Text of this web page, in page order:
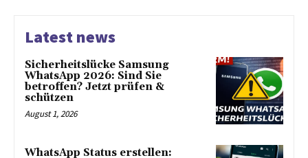
Latest news
Sicherheitslücke Samsung
WhatsApp 2026: Sind Sie
betroffen? Jetzt prüfen &
schützen
August 1, 2026
WhatsApp Status erstellen: